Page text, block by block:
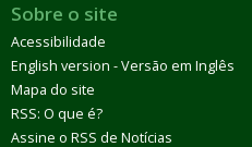
Sobre o site
Acessibilidade
English version - Versão em Inglês
Mapa do site
RSS: O que é?
Assine o RSS de Notícias